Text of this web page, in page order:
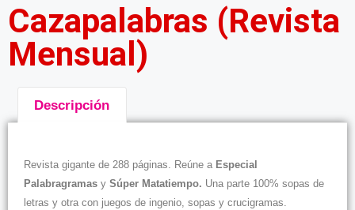
Cazapalabras (Revista
Mensual)
Descripción
Revista gigante de 288 páginas. Reúne a Especial
Palabragramas y Súper Matatiempo. Una parte 100% sopas de
letras y otra con juegos de ingenio, sopas y crucigramas.